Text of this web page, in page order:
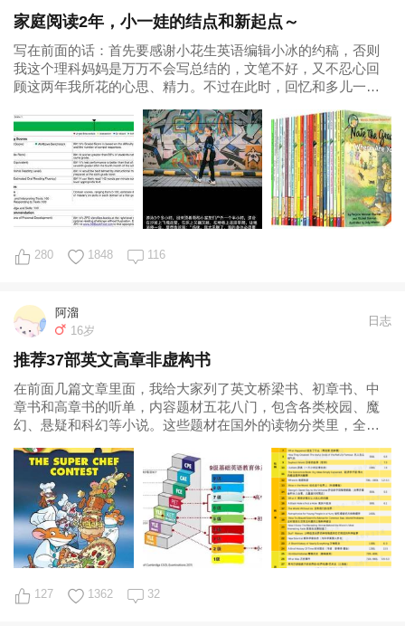
家庭阅读2年，小一娃的结点和新起点～
写在前面的话：首先要感谢小花生英语编辑小冰的约稿，否则
我这个理科妈妈是万万不会写总结的，文笔不好，又不忍心回
顾这两年我所花的心思、精力。不过在此时，回忆和多儿一起
280 1848 116
阿溜
16岁
日志
推荐37部英文高章非虚构书
在前面几篇文章里面，我给大家列了英文桥梁书、初章书、中
章书和高章书的听单，内容题材五花八门，包含各类校园、魔
幻、悬疑和科幻等小说。这些题材在国外的读物分类里，全部
127 1362 32